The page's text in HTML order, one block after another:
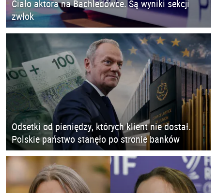
Ciało aktora na Bachledówce. Są wyniki sekcji
zwłok
Odsetki od pieniędzy, których klient nie dostał.
Polskie państwo stanęło po stronie banków